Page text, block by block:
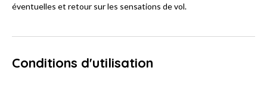
éventuelles et retour sur les sensations de vol.
Conditions d'utilisation